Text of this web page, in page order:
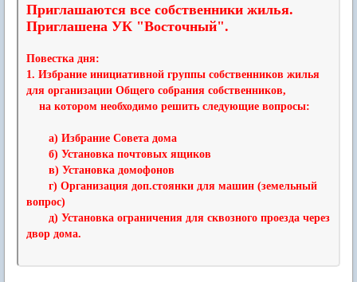
Приглашаются все собственники жилья.
Приглашена УК "Восточный".
Повестка дня:
1. Избрание инициативной группы собственников жилья
для организации Общего собрания собственников,
на котором необходимо решить следующие вопросы:
а) Избрание Совета дома
б) Установка почтовых ящиков
в) Установка домофонов
г) Организация доп.стоянки для машин (земельный
вопрос)
д) Установка ограничения для сквозного проезда через
двор дома.